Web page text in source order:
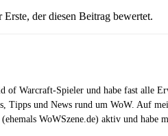
der diesen Beitrag bewertet.
of Warcraft-Spieler und habe fast alle
Tipps und News rund um WoW. Auf
WoWSzene.de) aktiv und habe